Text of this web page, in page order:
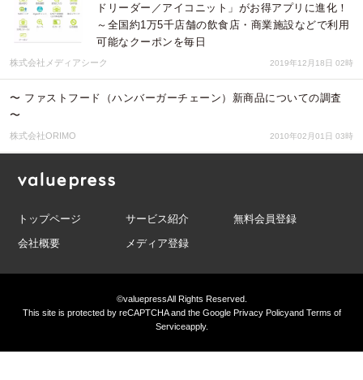
ドリーダー／アイコニット」がお得アプリに進化！
～全国約1万5千店舗の飲食店・商業施設などで利用
可能なクーポンを毎日
株式会社メディアシーク 2019年12月18日 02時
〜 ファストフード（ハンバーガーチェーン）新商品についての調査
〜
株式会社ORIMO 2010年02月01日 03時
トップページ サービス紹介
無料会員登録
会社概要
メディア登録
©valuepressAll Rights Reserved.
This site is protected by reCAPTCHA and the GooglePrivacy PolicyandTerms of
Serviceapply.